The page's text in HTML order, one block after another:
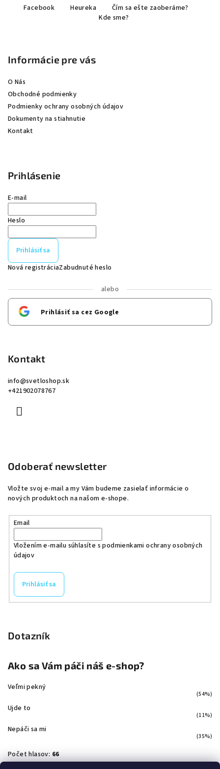
Facebook Heureka
Čím sa ešte zaoberáme?
Kde sme?
Informácie pre vás
O Nás
Obchodné podmienky
Podmienky ochrany osobných údajov
Dokumenty na stiahnutie
Kontakt
Prihlásenie
E-mail
Heslo
Prihlásiť sa
Nová registráciaZabudnuté heslo
alebo
Prihlásiť sa cez Google
Kontakt
info@svetloshop.sk
+421902078767
Odoberať newsletter
Vložte svoj e-mail a my Vám budeme zasielať informácie o
nových produktoch na našom e-shope.
Email
Vložením e-mailu súhlasíte spodmienkami ochrany osobných
údajov
Prihlásiť sa
Dotazník
Ako sa Vám páči náš e-shop?
Veľmi pekný
(54%)
Ujde to
(11%)
Nepáči sa mi
(35%)
Počet hlasov: 66